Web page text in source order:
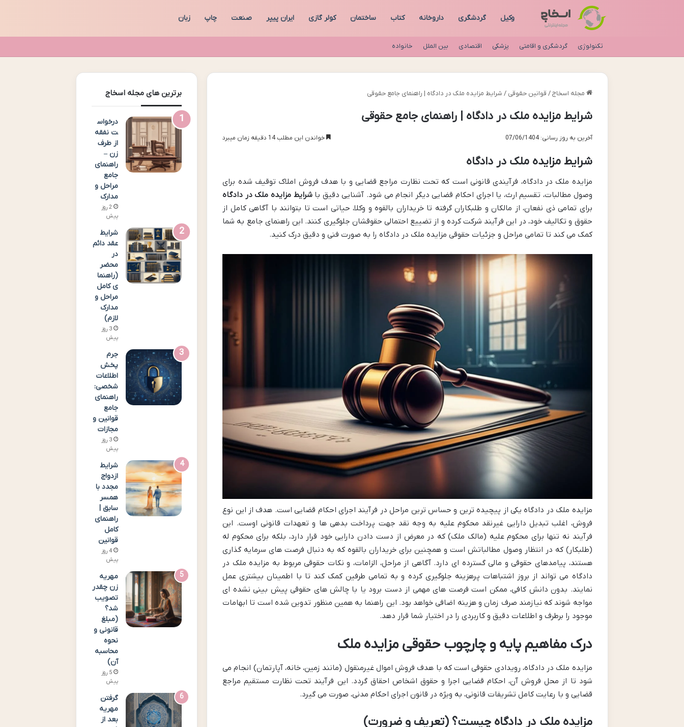
وکیل گردشگری داروخانه کتاب ساختمان کولر گازی ایران پیپر صنعت چاپ زبان
تکنولوژی گردشگری و اقامتی پزشکی اقتصادی بین الملل خانواده
مجله اسخاج / قوانین حقوقی / شرایط مزایده ملک در دادگاه | راهنمای جامع حقوقی
شرایط مزایده ملک در دادگاه | راهنمای جامع حقوقی
آخرین به روز رسانی: 07/06/1404 خواندن این مطلب 14 دقیقه زمان میبرد
شرایط مزایده ملک در دادگاه
مزایده ملک در دادگاه، فرآیندی قانونی است که تحت نظارت مراجع قضایی و با هدف فروش املاک توقیف شده برای
وصول مطالبات، تقسیم ارث، یا اجرای احکام قضایی دیگر انجام می شود. آشنایی دقیق باشرایط مزایده ملک در دادگاه
برای تمامی ذی نفعان، از مالکان و طلبکاران گرفته تا خریداران بالقوه و وکلا، حیاتی است تا بتوانند با آگاهی کامل از
حقوق و تکالیف خود، در این فرآیند شرکت کرده و از تضییع احتمالی حقوقشان جلوگیری کنند. این راهنمای جامع به شما
کمک می کند تا تمامی مراحل و جزئیات حقوقی مزایده ملک در دادگاه را به صورت فنی و دقیق درک کنید.
مزایده ملک در دادگاه یکی از پیچیده ترین و حساس ترین مراحل در فرآیند اجرای احکام قضایی است. هدف از این نوع
فروش، اغلب تبدیل دارایی غیرنقد محکوم علیه به وجه نقد جهت پرداخت بدهی ها و تعهدات قانونی اوست. این
فرآیند نه تنها برای محکوم علیه (مالک ملک) که در معرض از دست دادن دارایی خود قرار دارد، بلکه برای محکوم له
(طلبکار) که در انتظار وصول مطالباتش است و همچنین برای خریداران بالقوه که به دنبال فرصت های سرمایه گذاری
هستند، پیامدهای حقوقی و مالی گسترده ای دارد. آگاهی از مراحل، الزامات، و نکات حقوقی مربوط به مزایده ملک در
دادگاه می تواند از بروز اشتباهات پرهزینه جلوگیری کرده و به تمامی طرفین کمک کند تا با اطمینان بیشتری عمل
نمایند. بدون دانش کافی، ممکن است فرصت های مهمی از دست برود یا با چالش های حقوقی پیش بینی نشده ای
مواجه شوند که نیازمند صرف زمان و هزینه اضافی خواهد بود. این راهنما به همین منظور تدوین شده است تا ابهامات
موجود را برطرف و اطلاعات دقیق و کاربردی را در اختیار شما قرار دهد.
درک مفاهیم پایه و چارچوب حقوقی مزایده ملک
مزایده ملک در دادگاه، رویدادی حقوقی است که با هدف فروش اموال غیرمنقول (مانند زمین، خانه، آپارتمان) انجام می
شود تا از محل فروش آن، احکام قضایی اجرا و حقوق اشخاص احقاق گردد. این فرآیند تحت نظارت مستقیم مراجع
قضایی و با رعایت کامل تشریفات قانونی، به ویژه در قانون اجرای احکام مدنی، صورت می گیرد.
مزایده ملک در دادگاه چیست؟ (تعریف و ضرورت)
برترین های مجله اسخاج
درخواس
ت نفقه
از طرف
زن –
راهنمای
جامع
مراحل و
مدارک
2 روز
پیش
شرایط
عقد دائم
در
محضر
(راهنما
ی کامل
مراحل و
مدارک
لازم)
3 روز
پیش
جرم
پخش
اطلاعات
شخصی:
راهنمای
جامع
قوانین و
مجازات
3 روز
پیش
شرایط
ازدواج
مجدد با
همسر
سابق |
راهنمای
کامل
قوانین
4 روز
پیش
مهریه
زن چقدر
تصویب
شد؟
(مبلغ
قانونی و
نحوه
محاسبه
آن)
5 روز
پیش
گرفتن
مهریه
بعد از